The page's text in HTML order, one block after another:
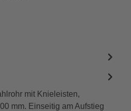
mit Knieleisten,
mm. Einseitig am Aufstieg